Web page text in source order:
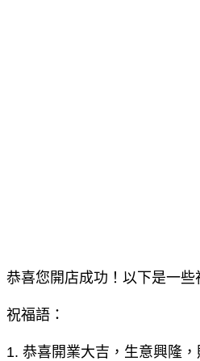
恭喜您開店成功！以下是一些
祝福語：
1. 恭喜開業大吉，生意興隆，